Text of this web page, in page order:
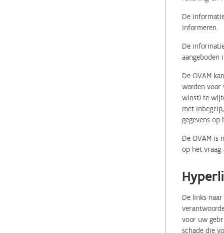
De
informeren.
De
aangeboden
De OVAM
worden voor
winst) te
met
gegevens
De OVAM is
op het
De links
voor uw
schade die